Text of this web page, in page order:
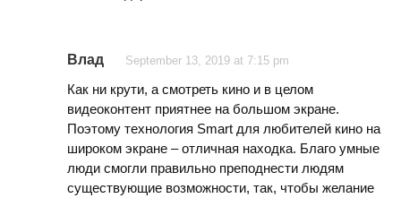
Влад September 13, 2019 at 7:15 pm
Как ни крути, а смотреть кино и в целом
видеоконтент приятнее на большом экране.
Поэтому технология Smart для любителей кино на
широком экране – отличная находка. Благо умные
люди смогли правильно преподнести людям
существующие возможности, так, чтобы желание